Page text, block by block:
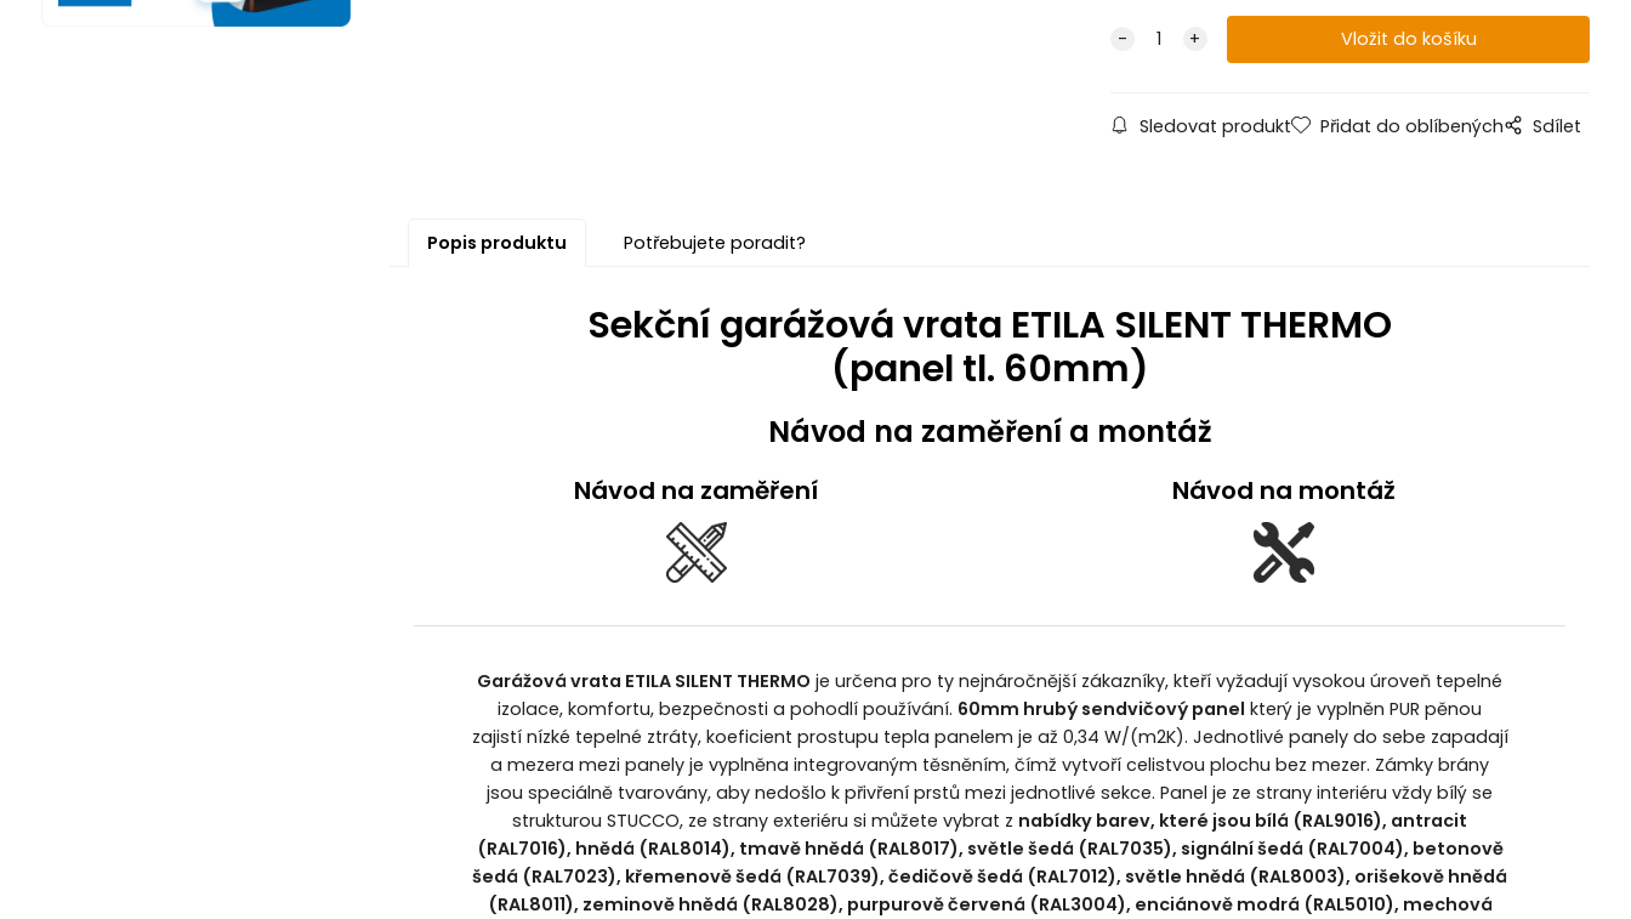
Sledovat produkt Přidat do oblíbených Sdílet
Popis produktu Potřebujete poradit?
Sekční garážová vrata ETILA SILENT THERMO
(panel tl. 60mm)
Návod na zaměření a montáž
Návod na zaměření Návod na montáž
Garážová vrata ETILA SILENT THERMO je určena pro ty nejnáročnější zákazníky, kteří vyžadují vysokou úroveň tepelné
izolace, komfortu, bezpečnosti a pohodlí používání. 60mm hrubý sendvičový panel který je vyplněn PUR pěnou
zajistí nízké tepelné ztráty, koeficient prostupu tepla panelem je až 0,34 W/(m2K). Jednotlivé panely do sebe zapadají
a mezera mezi panely je vyplněna integrovaným těsněním, čímž vytvoří celistvou plochu bez mezer. Zámky brány
jsou speciálně tvarovány, aby nedošlo k přivření prstů mezi jednotlivé sekce. Panel je ze strany interiéru vždy bílý se
strukturou STUCCO, ze strany exteriéru si můžete vybrat z nabídky barev, které jsou bílá (RAL9016), antracit
(RAL7016), hnědá (RAL8014), tmavě hnědá (RAL8017), světle šedá (RAL7035), signální šedá (RAL7004), betonově
šedá (RAL7023), křemenově šedá (RAL7039), čedičově šedá (RAL7012), světle hnědá (RAL8003), orišekově hnědá
(RAL8011), zeminově hnědá (RAL8028), purpurově červená (RAL3004), enciánově modrá (RAL5010), mechová